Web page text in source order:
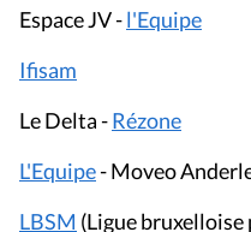
Espace JV -l'Equipe
Ifisam
Le Delta -Rézone
L'Equipe- Moveo
LBSM (Ligue bruxelloise